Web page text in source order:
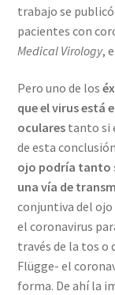
trabajo se
pacientes con
Medical Virology,
Pero uno de los
que el virus está
oculares tanto si
de esta
ojo podría tanto
una vía de
conjuntiva del ojo
el coronavirus
través de la tos
Flügge- el
forma. De ahí la